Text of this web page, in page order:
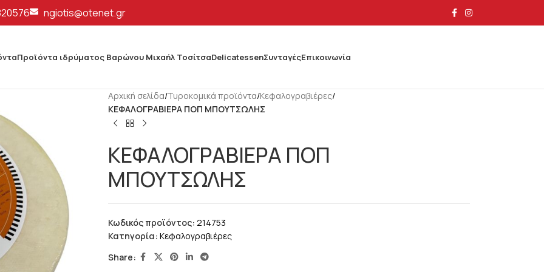
ngiotis@otenet.gr
Προϊόντα ιδρύματος Βαρώνου Μιχαήλ ΤοσίτσαDelicatessenΣυνταγέςΕπικοινωνία
Αρχική σελίδα/Τυροκομικά προϊόντα/Κεφαλογραβιέρες/
ΚΕΦΑΛΟΓΡΑΒΙΕΡΑ ΠΟΠ ΜΠΟΥΤΣΩΛΗΣ
ΚΕΦΑΛΟΓΡΑΒΙΕΡΑ ΠΟΠ
ΜΠΟΥΤΣΩΛΗΣ
Κωδικός προϊόντος: 214753
Κατηγορία: Κεφαλογραβιέρες
Share: